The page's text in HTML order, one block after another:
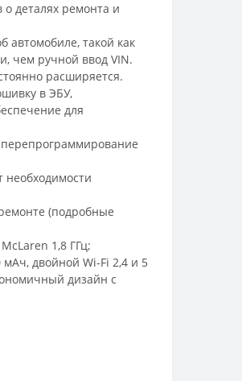
деталях ремонта и
автомобиле, такой как
чем ручной ввод VIN.
расширяется.
в ЭБУ,
для
необходимости
(подробные
1,8 ГГц;
двойной Wi-Fi 2,4 и 5
дизайн с